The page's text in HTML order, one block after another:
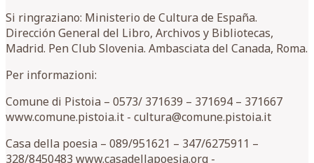
Si ringraziano: Ministerio de Cultura de España.
Dirección General del Libro, Archivos y Bibliotecas,
Madrid. Pen Club Slovenia. Ambasciata del Canada, Roma.
Per informazioni:
Comune di Pistoia – 0573/ 371639 – 371694 – 371667
www.comune.pistoia.it - cultura@comune.pistoia.it
Casa della poesia – 089/951621 – 347/6275911 –
328/8450483 www.casadellapoesia.org -